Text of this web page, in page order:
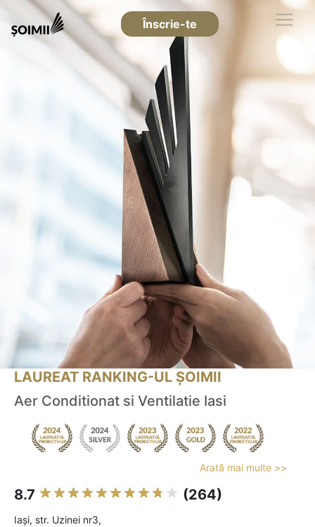
Înscrie-te
LAUREAT RANKING-UL ȘOIMII
Aer Conditionat si Ventilatie Iasi
Arată mai multe >>
8.7 (264)
Iaşi, str. Uzinei nr3,